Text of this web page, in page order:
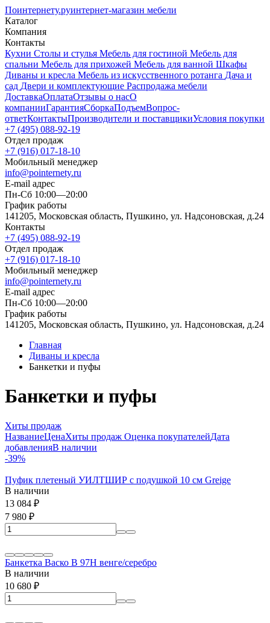
Поинтернету.руинтернет-магазин мебели
Каталог
Компания
Контакты
Кухни Столы и стулья Мебель для гостиной Мебель для
спальни Мебель для прихожей Мебель для ванной Шкафы
Диваны и кресла Мебель из искусственного ротанга Дача и
сад Двери и комплектующие Распродажа мебели
ДоставкаОплатаОтзывы о насО
компанииГарантияСборкаПодъемВопрос-
ответКонтактыПроизводители и поставщикиУсловия покупки
+7 (495) 088-92-19
Отдел продаж
+7 (916) 017-18-10
Мобильный менеджер
info@pointernety.ru
E-mail адрес
Пн-Сб 10:00—20:00
График работы
141205, Московская область, Пушкино, ул. Надсоновская, д.24
Контакты
+7 (495) 088-92-19
Отдел продаж
+7 (916) 017-18-10
Мобильный менеджер
info@pointernety.ru
E-mail адрес
Пн-Сб 10:00—20:00
График работы
141205, Московская область, Пушкино, ул. Надсоновская, д.24
Главная
Диваны и кресла
Банкетки и пуфы
Банкетки и пуфы
Хиты продаж
НазваниеЦенаХиты продаж Оценка покупателейДата
добавленияВ наличии
-39%
Пуфик плетеный УИЛТШИР с подушкой 10 см Greige
В наличии
13 084 ₽
7 980 ₽
Банкетка Васко В 97Н венге/серебро
В наличии
10 680 ₽